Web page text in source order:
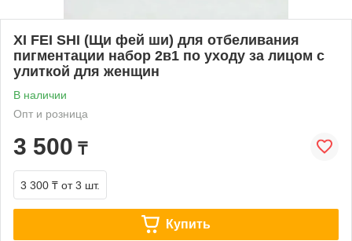
XI FEI SHI (Щи фей ши) для отбеливания
пигментации набор 2в1 по уходу за лицом с
улиткой для женщин
В наличии
Опт и розница
3 500 ₸
3 300 ₸ от 3 шт.
Купить